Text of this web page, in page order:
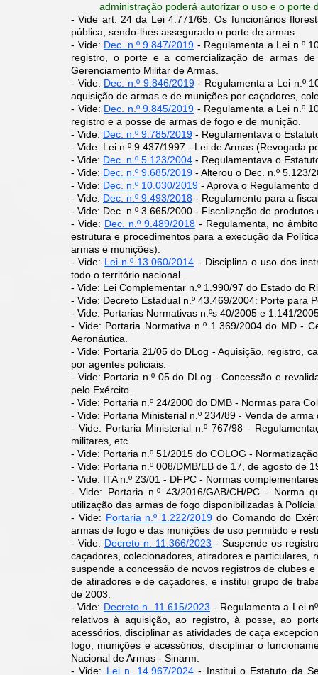
administração poderá autorizar o uso e o porte
- Vide art. 24 da Lei 4.771/65: Os funcionários
pública, sendo-lhes assegurado o porte de armas.
- Vide: Dec. n.º 9.847/2019 - Regulamenta a Lei n.º
registro, o porte e a comercialização de armas
Gerenciamento Militar de Armas.
- Vide: Dec. n.º 9.846/2019 - Regulamenta a Lei n.º
aquisição de armas e de munições por caçadores,
- Vide: Dec. n.º 9.845/2019 - Regulamenta a Lei n.º
registro e a posse de armas de fogo e de munição.
- Vide: Dec. n.º 9.785/2019 - Regulamentava o
- Vide: Lei n.º 9.437/1997 - Lei de Armas (Revogada
- Vide: Dec. n.º 5.123/2004 - Regulamentava o
- Vide: Dec. n.º 9.685/2019 - Alterou o Dec. n.º 5.123/
- Vide: Dec. n.º 10.030/2019 - Aprova o Regulamento
- Vide: Dec. n.º 9.493/2018 - Regulamento para a
- Vide: Dec. n.º 3.665/2000 - Fiscalização de
​​- Vide: Dec. n.º 9.489/2018- Regulamenta, no
estrutura e procedimentos para a execução da
armas e munições).
- Vide: Lei n.º 13.060/2014 - Disciplina o uso dos
todo o território nacional.
- Vide: Lei Complementar n.º 1.990/97 do Estado do
- Vide: Decreto Estadual n.º 43.469/2004: Porte para
- Vide: Portarias Normativas n.ºs 40/2005 e 1.141/
- Vide: Portaria Normativa n.º 1.369/2004 do MD -
Aeronáutica.
- Vide: Portaria 21/05 do DLog - Aquisição, registro,
por agentes policiais.
- Vide: Portaria n.º 05 do DLog - Concessão e
pelo Exército.
- Vide: Portaria n.º 24/2000 do DMB - Normas para
- Vide: Portaria Ministerial n.º 234/89 - Venda de
- Vide: Portaria Ministerial n.º 767/98 -
militares, etc.
- Vide: Portaria n.º 51/2015 do COLOG -
- Vide: Portaria n.º 008/DMB/EB de 17, de agosto de
- Vide: ITA n.º 23/01 - DFPC - Normas
- Vide: Portaria n.º 43/2016/GAB/CH/PC - Norma
utilização das armas de fogo disponibilizadas à
- Vide: Portaria n.º 1.222/2019 do Comando do
armas de fogo e das munições de uso permitido e
- Vide: Decreto n. 11.366/2023 - Suspende os
caçadores, colecionadores, atiradores e particulares,
suspende a concessão de novos registros de clubes
de atiradores e de caçadores, e institui grupo de
de 2003.
- Vide: Decreto n. 11.615/2023 - Regulamenta a Lei
relativos à aquisição, ao registro, à posse, ao
acessórios, disciplinar as atividades de caça
fogo, munições e acessórios, disciplinar o funcion
Nacional de Armas - Sinarm.
- Vide: Lei n. 14.967/2024 - Institui o Estatuto da